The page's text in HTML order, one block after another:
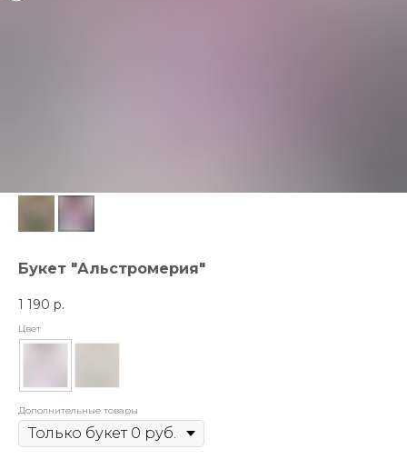
Букет "Альстромерия"
1 190 р.
Цвет
Дополнительные товары